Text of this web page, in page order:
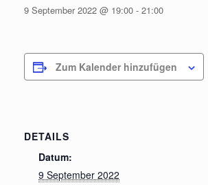
9 September 2022 @ 19:00 - 21:00
Zum Kalender hinzufügen
DETAILS
Datum:
9 September 2022